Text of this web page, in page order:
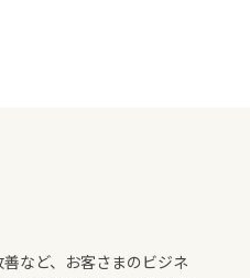
など、お客さまのビジネ